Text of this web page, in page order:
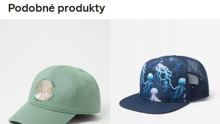
Podobné produkty